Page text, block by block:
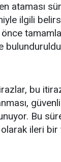
ataması
ilgili
bu
Bu
olarak ileri